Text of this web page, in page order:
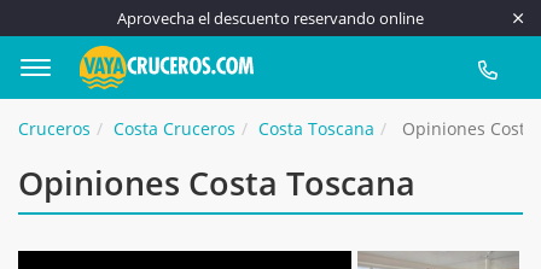
Aprovecha el descuento reservando online
917
Cruceros Costa Cruceros Costa Toscana Opiniones Costa
Opiniones Costa Toscana